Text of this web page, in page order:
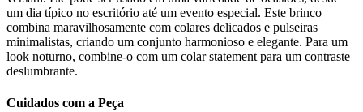
um dia típico no escritório até um evento especial. Este brinco
combina maravilhosamente com colares delicados e pulseiras
minimalistas, criando um conjunto harmonioso e elegante. Para um
look noturno, combine-o com um colar statement para um contraste
deslumbrante.
Cuidados com a Peça